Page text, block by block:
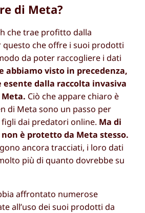
di Meta?
che trae profitto dalla
questo che offre i suoi prodotti
da poter raccogliere i dati
abbiamo visto in precedenza,
dalla raccolta invasiva
Ciò che appare chiaro è
di Meta sono un passo per
dai predatori online. Ma di
è protetto da Meta stesso.
ancora tracciati, i loro dati
più di quanto dovrebbe su
affrontato numerose
all’uso dei suoi prodotti da